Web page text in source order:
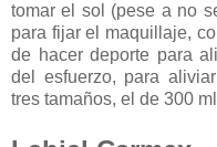
tomar el sol (pese a no
para fijar el maquillaje,
de hacer deporte para
del esfuerzo, para
tres tamaños, el de 300